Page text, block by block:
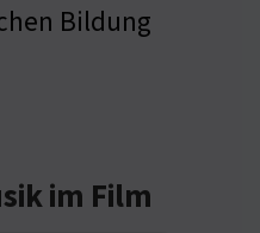
Bildung
im Film